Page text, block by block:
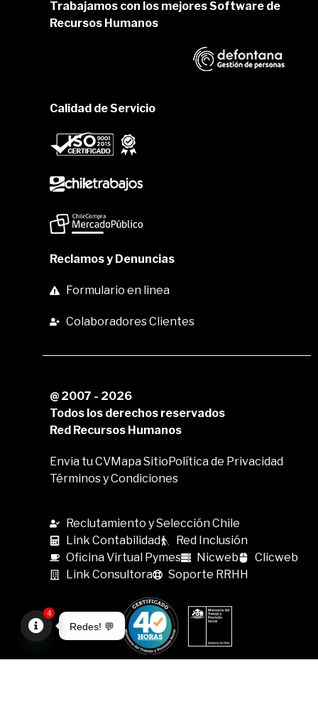
Trabajamos con los mejores Software de
Recursos Humanos
Calidad de Servicio
Reclamos y Denuncias
Formulario en linea
Colaboradores Clientes
@ 2007 - 2026
Todos los derechos reservados
Red Recursos Humanos
Envia tu CVMapa SitioPolítica de Privacidad
Términos y Condiciones
Reclutamiento y Selección Chile
Link Contabilidad
Red Inclusión
Oficina Virtual Pymes
Nicweb
Clicweb
Link Consultora
Soporte RRHH
Redes! 💬
4